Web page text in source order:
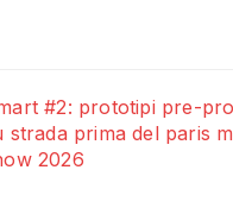
#2: prototipi pre-
strada prima del paris
2026